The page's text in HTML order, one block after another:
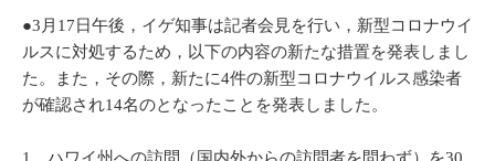
●3月17日午後，イゲ知事は記者会見を行い，新型コロナウイ
ルスに対処するため，以下の内容の新たな措置を発表しまし
た。また，その際，新たに4件の新型コロナウイルス感染者
が確認され14名のとなったことを発表しました。